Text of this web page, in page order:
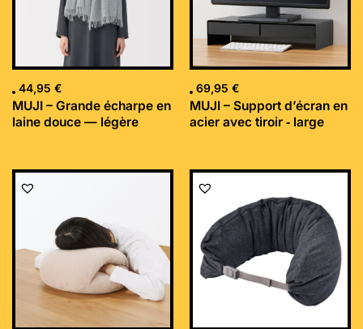
44,95 €
MUJI – Grande écharpe en
laine douce — légère
69,95 €
MUJI – Support d’écran en
acier avec tiroir ‐ large